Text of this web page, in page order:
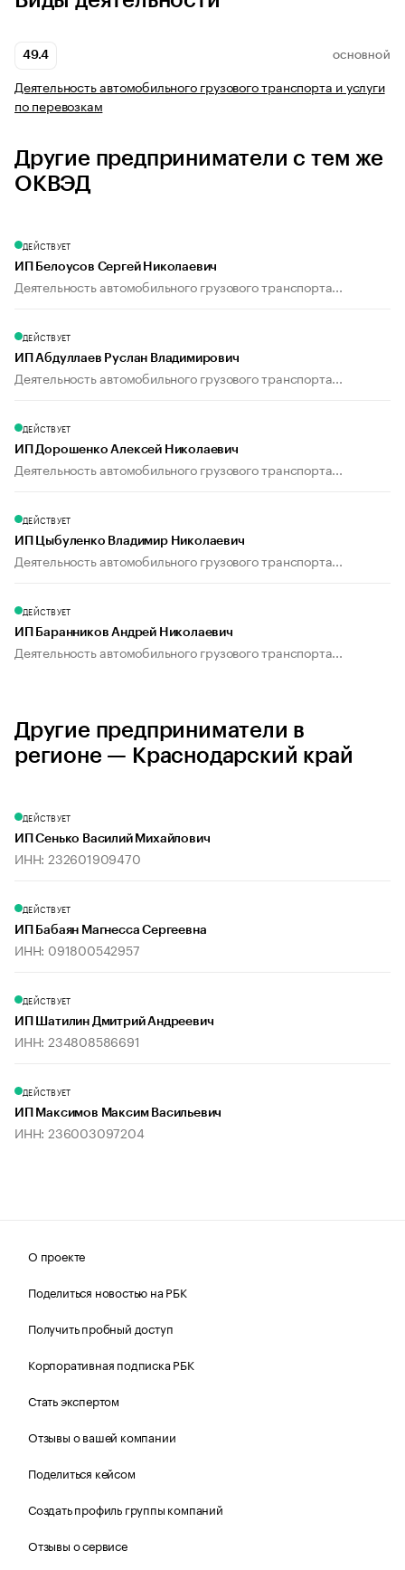
49.4 ОСНОВНОЙ
Деятельность автомобильного грузового транспорта и услуги
по перевозкам
Другие предприниматели с тем же
ОКВЭД
ДЕЙСТВУЕТ
ИП Белоусов Сергей Николаевич
Деятельность автомобильного грузового транспорта...
ДЕЙСТВУЕТ
ИП Абдуллаев Руслан Владимирович
Деятельность автомобильного грузового транспорта...
ДЕЙСТВУЕТ
ИП Дорошенко Алексей Николаевич
Деятельность автомобильного грузового транспорта...
ДЕЙСТВУЕТ
ИП Цыбуленко Владимир Николаевич
Деятельность автомобильного грузового транспорта...
ДЕЙСТВУЕТ
ИП Баранников Андрей Николаевич
Деятельность автомобильного грузового транспорта...
Другие предприниматели в
регионе — Краснодарский край
ДЕЙСТВУЕТ
ИП Сенько Василий Михайлович
ИНН: 232601909470
ДЕЙСТВУЕТ
ИП Бабаян Магнесса Сергеевна
ИНН: 091800542957
ДЕЙСТВУЕТ
ИП Шатилин Дмитрий Андреевич
ИНН: 234808586691
ДЕЙСТВУЕТ
ИП Максимов Максим Васильевич
ИНН: 236003097204
О проекте
Поделиться новостью на РБК
Получить пробный доступ
Корпоративная подписка РБК
Стать экспертом
Отзывы о вашей компании
Поделиться кейсом
Создать профиль группы компаний
Отзывы о сервисе